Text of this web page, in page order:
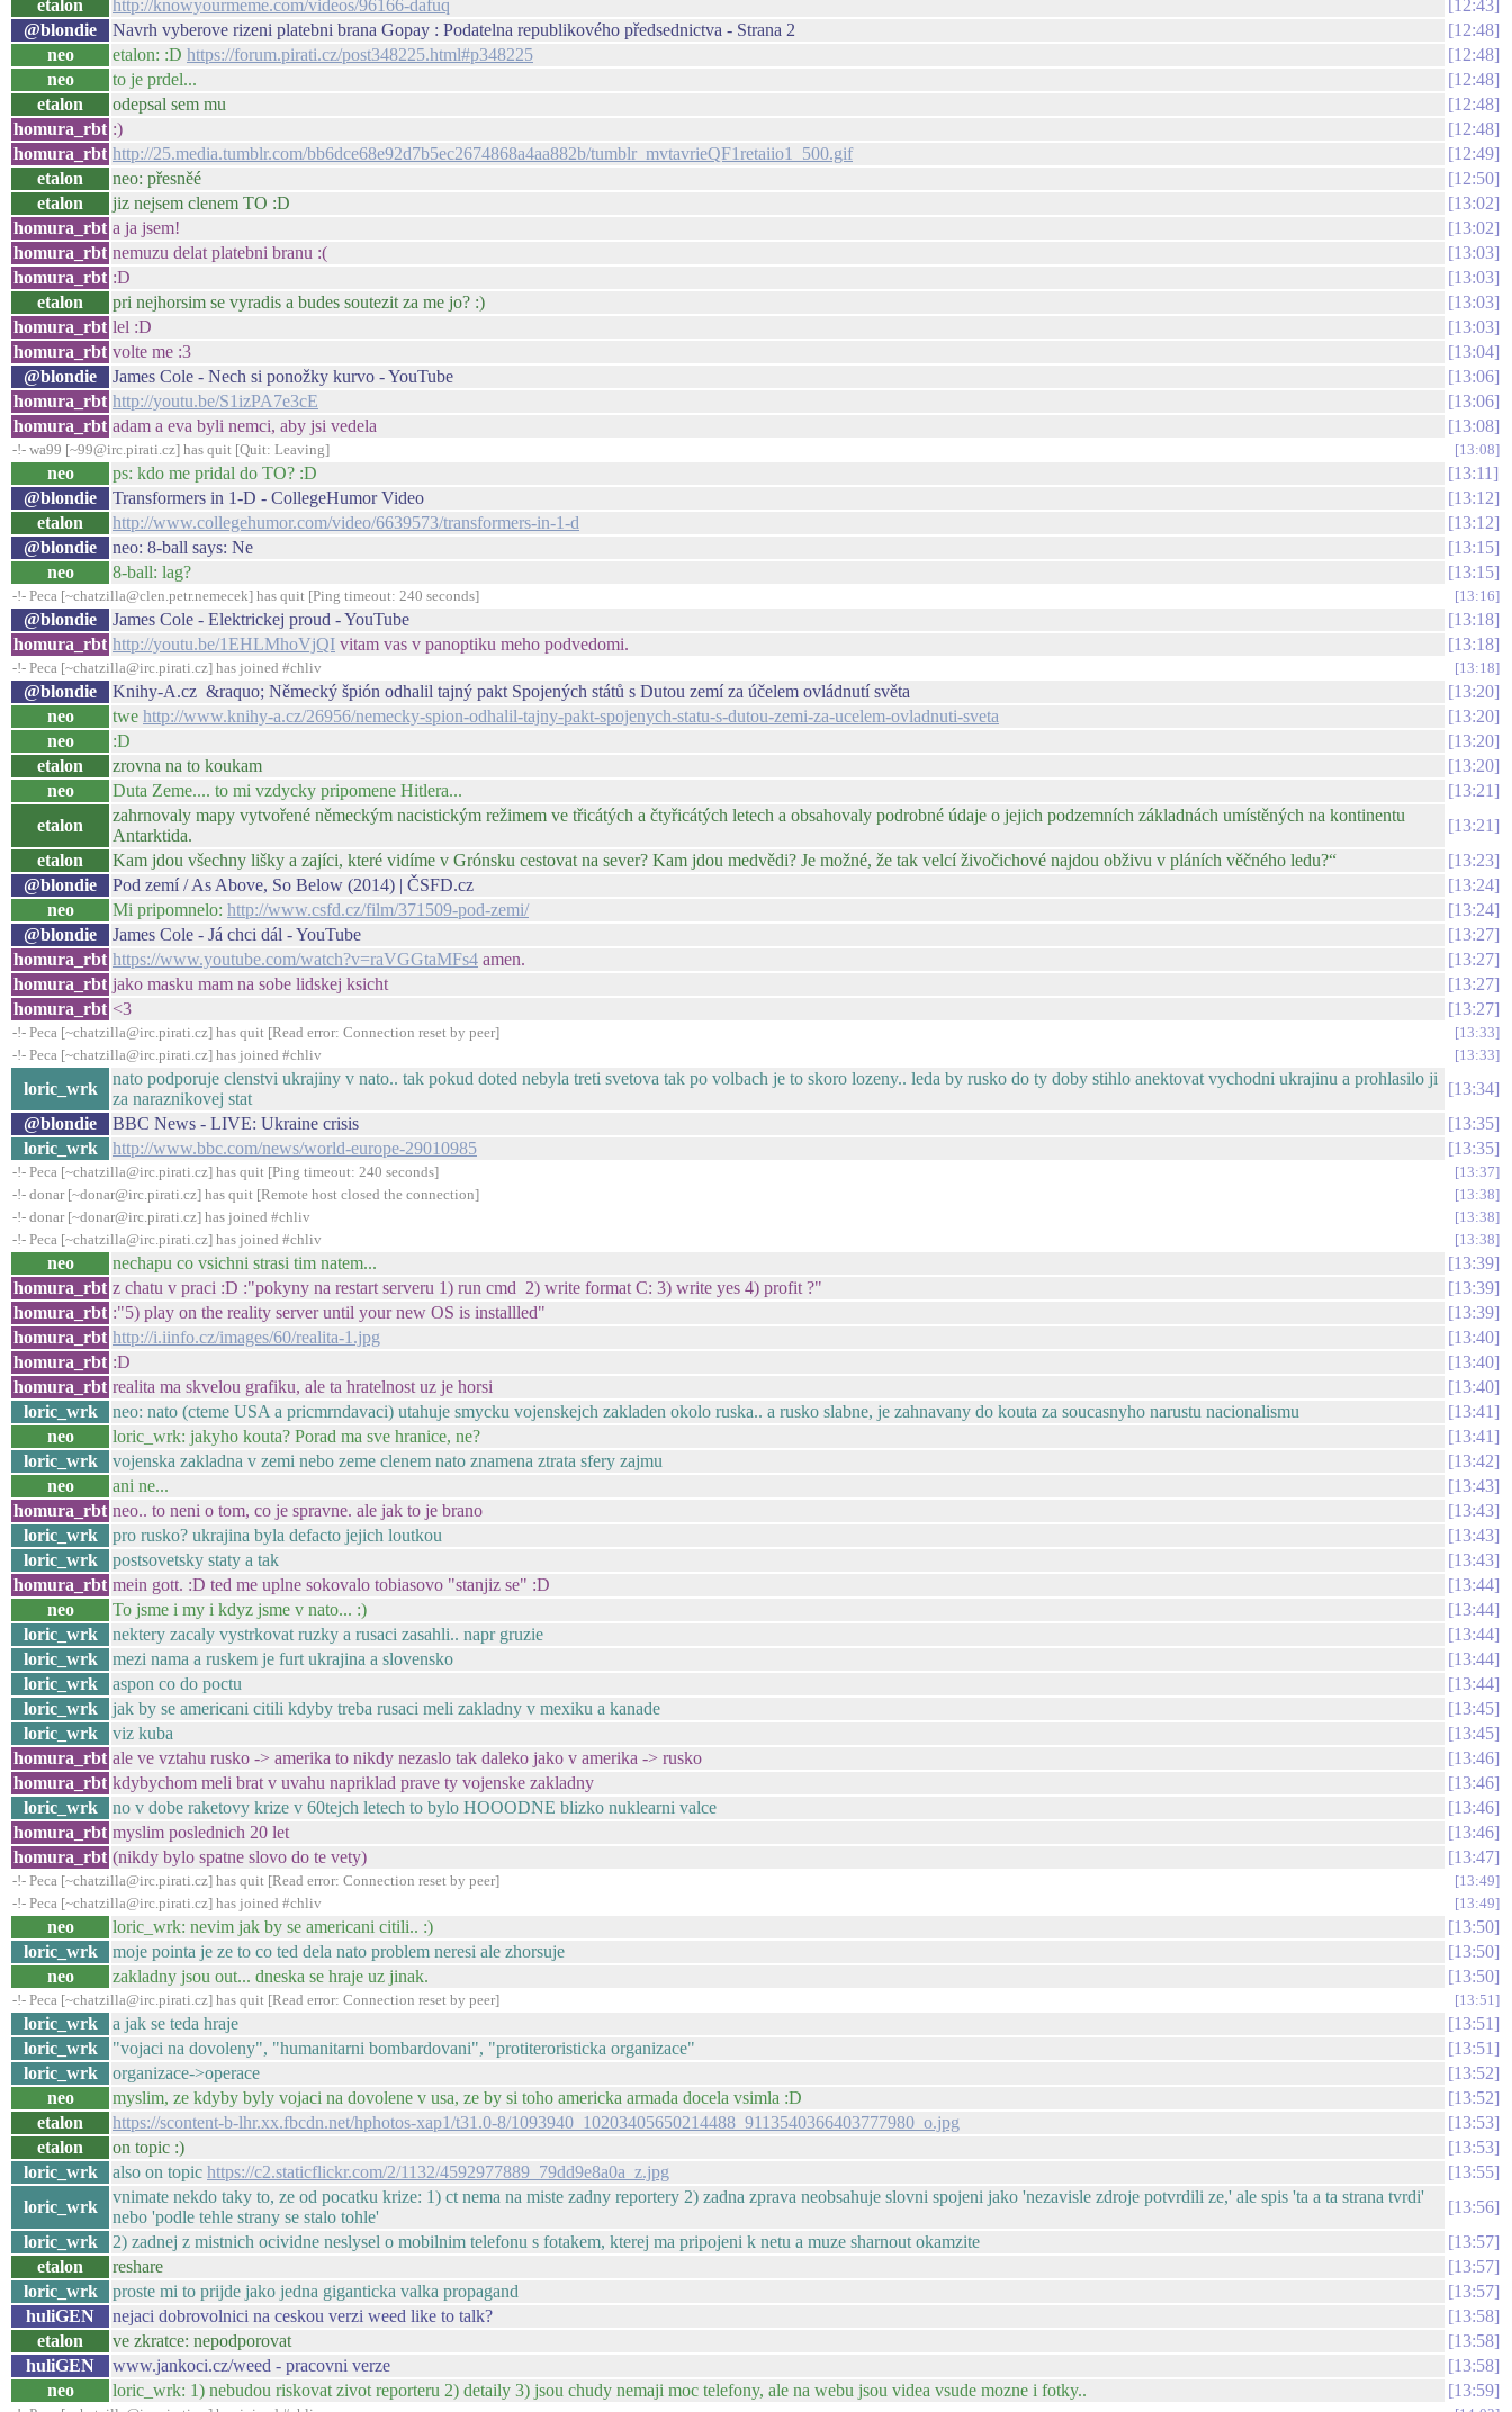
etalon
http://knowyourmeme.com/videos/96166-dafuq
12:43
@blondie
Navrh vyberove rizeni platebni brana Gopay : Podatelna republikového předsednictva - Strana 2
12:48
neo
etalon: :D https://forum.pirati.cz/post348225.html#p348225
12:48
neo
to je prdel...
12:48
etalon
odepsal sem mu
12:48
homura_rbt :)
12:48
homura_rbt http://25.media.tumblr.com/bb6dce68e92d7b5ec2674868a4aa882b/tumblr_mvtavrieQF1retaiio1_500.gif
12:49
etalon
neo: přesněé
12:50
etalon
jiz nejsem clenem TO :D
13:02
homura_rbt a ja jsem!
13:02
homura_rbt nemuzu delat platebni branu :(
13:03
homura_rbt :D
13:03
etalon
pri nejhorsim se vyradis a budes soutezit za me jo? :)
13:03
homura_rbt lel :D
13:03
homura_rbt volte me :3
13:04
@blondie
James Cole - Nech si ponožky kurvo - YouTube
13:06
homura_rbt http://youtu.be/S1izPA7e3cE
13:06
homura_rbt adam a eva byli nemci, aby jsi vedela 13:08
-!- wa99 [~99@irc.pirati.cz] has quit [Quit: Leaving] 13:08
neo ps: kdo me pridal do TO? :D
13:11
@blondie
Transformers in 1-D - CollegeHumor Video
13:12
etalon
http://www.collegehumor.com/video/6639573/transformers-in-1-d
13:12
@blondie
neo: 8-ball says: Ne
13:15
neo
8-ball: lag? 13:15
-!- Peca [~chatzilla@clen.petr.nemecek] has quit [Ping timeout: 240 seconds] 13:16
@blondie James Cole - Elektrickej proud - YouTube
13:18
homura_rbt http://youtu.be/1EHLMhoVjQI vitam vas v panoptiku meho podvedomi. 13:18
-!- Peca [~chatzilla@irc.pirati.cz] has joined #chliv 13:18
@blondie Knihy-A.cz &raquo; Německý špión odhalil tajný pakt Spojených států s Dutou zemí za účelem ovládnutí světa
13:20
neo
twe http://www.knihy-a.cz/26956/nemecky-spion-odhalil-tajny-pakt-spojenych-statu-s-dutou-zemi-za-ucelem-ovladnuti-sveta
13:20
neo
:D
13:20
etalon
zrovna na to koukam
13:20
neo
Duta Zeme.... to mi vzdycky pripomene Hitlera...
13:21
etalon
zahrnovaly mapy vytvořené německým nacistickým režimem ve třicátých a čtyřicátých letech a obsahovaly podrobné údaje o jejich podzemních základnách umístěných na kontinentu
Antarktida.
13:21
etalon
Kam jdou všechny lišky a zajíci, které vidíme v Grónsku cestovat na sever? Kam jdou medvědi? Je možné, že tak velcí živočichové najdou obživu v pláních věčného ledu?“
13:23
@blondie
Pod zemí / As Above, So Below (2014) | ČSFD.cz
13:24
neo
Mi pripomnelo: http://www.csfd.cz/film/371509-pod-zemi/
13:24
@blondie
James Cole - Já chci dál - YouTube
13:27
homura_rbt https://www.youtube.com/watch?v=raVGGtaMFs4 amen.
13:27
homura_rbt jako masku mam na sobe lidskej ksicht
13:27
homura_rbt <3 13:27
-!- Peca [~chatzilla@irc.pirati.cz] has quit [Read error: Connection reset by peer]
13:33
-!- Peca [~chatzilla@irc.pirati.cz] has joined #chliv
13:33
loric_wrk
nato podporuje clenstvi ukrajiny v nato.. tak pokud doted nebyla treti svetova tak po volbach je to skoro lozeny.. leda by rusko do ty doby stihlo anektovat vychodni ukrajinu a prohlasilo ji
za naraznikovej stat
13:34
@blondie
BBC News - LIVE: Ukraine crisis
13:35
loric_wrk
http://www.bbc.com/news/world-europe-29010985 13:35
-!- Peca [~chatzilla@irc.pirati.cz] has quit [Ping timeout: 240 seconds]
13:37
-!- donar [~donar@irc.pirati.cz] has quit [Remote host closed the connection]
13:38
-!- donar [~donar@irc.pirati.cz] has joined #chliv
13:38
-!- Peca [~chatzilla@irc.pirati.cz] has joined #chliv
13:38
neo nechapu co vsichni strasi tim natem...
13:39
homura_rbt z chatu v praci :D :"pokyny na restart serveru 1) run cmd 2) write format C: 3) write yes 4) profit ?"
13:39
homura_rbt :"5) play on the reality server until your new OS is installled"
13:39
homura_rbt http://i.iinfo.cz/images/60/realita-1.jpg
13:40
homura_rbt :D
13:40
homura_rbt realita ma skvelou grafiku, ale ta hratelnost uz je horsi
13:40
loric_wrk
neo: nato (cteme USA a pricmrndavaci) utahuje smycku vojenskejch zakladen okolo ruska.. a rusko slabne, je zahnavany do kouta za soucasnyho narustu nacionalismu
13:41
neo
loric_wrk: jakyho kouta? Porad ma sve hranice, ne?
13:41
loric_wrk
vojenska zakladna v zemi nebo zeme clenem nato znamena ztrata sfery zajmu
13:42
neo
ani ne...
13:43
homura_rbt neo.. to neni o tom, co je spravne. ale jak to je brano
13:43
loric_wrk
pro rusko? ukrajina byla defacto jejich loutkou
13:43
loric_wrk
postsovetsky staty a tak
13:43
homura_rbt mein gott. :D ted me uplne sokovalo tobiasovo "stanjiz se" :D
13:44
neo
To jsme i my i kdyz jsme v nato... :)
13:44
loric_wrk
nektery zacaly vystrkovat ruzky a rusaci zasahli.. napr gruzie
13:44
loric_wrk
mezi nama a ruskem je furt ukrajina a slovensko
13:44
loric_wrk
aspon co do poctu
13:44
loric_wrk
jak by se americani citili kdyby treba rusaci meli zakladny v mexiku a kanade
13:45
loric_wrk
viz kuba
13:45
homura_rbt ale ve vztahu rusko -> amerika to nikdy nezaslo tak daleko jako v amerika -> rusko
13:46
homura_rbt kdybychom meli brat v uvahu napriklad prave ty vojenske zakladny
13:46
loric_wrk
no v dobe raketovy krize v 60tejch letech to bylo HOOODNE blizko nuklearni valce
13:46
homura_rbt myslim poslednich 20 let
13:46
homura_rbt (nikdy bylo spatne slovo do te vety) 13:47
-!- Peca [~chatzilla@irc.pirati.cz] has quit [Read error: Connection reset by peer]
13:49
-!- Peca [~chatzilla@irc.pirati.cz] has joined #chliv
13:49
neo loric_wrk: nevim jak by se americani citili.. :)
13:50
loric_wrk
moje pointa je ze to co ted dela nato problem neresi ale zhorsuje
13:50
neo
zakladny jsou out... dneska se hraje uz jinak. 13:50
-!- Peca [~chatzilla@irc.pirati.cz] has quit [Read error: Connection reset by peer] 13:51
loric_wrk a jak se teda hraje
13:51
loric_wrk
"vojaci na dovoleny", "humanitarni bombardovani", "protiteroristicka organizace"
13:51
loric_wrk
organizace->operace
13:52
neo
myslim, ze kdyby byly vojaci na dovolene v usa, ze by si toho americka armada docela vsimla :D
13:52
etalon
https://scontent-b-lhr.xx.fbcdn.net/hphotos-xap1/t31.0-8/1093940_10203405650214488_9113540366403777980_o.jpg
13:53
etalon
on topic :)
13:53
loric_wrk
also on topic https://c2.staticflickr.com/2/1132/4592977889_79dd9e8a0a_z.jpg
13:55
loric_wrk
vnimate nekdo taky to, ze od pocatku krize: 1) ct nema na miste zadny reportery 2) zadna zprava neobsahuje slovni spojeni jako 'nezavisle zdroje potvrdili ze,' ale spis 'ta a ta strana tvrdi'
nebo 'podle tehle strany se stalo tohle'
13:56
loric_wrk
2) zadnej z mistnich ocividne neslysel o mobilnim telefonu s fotakem, kterej ma pripojeni k netu a muze sharnout okamzite
13:57
etalon
reshare
13:57
loric_wrk
proste mi to prijde jako jedna giganticka valka propagand
13:57
huliGEN
nejaci dobrovolnici na ceskou verzi weed like to talk?
13:58
etalon
ve zkratce: nepodporovat
13:58
huliGEN
www.jankoci.cz/weed - pracovni verze
13:58
neo
loric_wrk: 1) nebudou riskovat zivot reporteru 2) detaily 3) jsou chudy nemaji moc telefony, ale na webu jsou videa vsude mozne i fotky.. 13:59